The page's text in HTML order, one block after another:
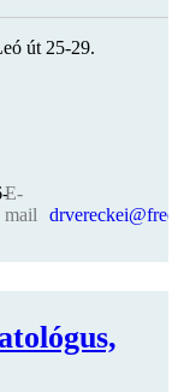
út 25-29.
E-
mail